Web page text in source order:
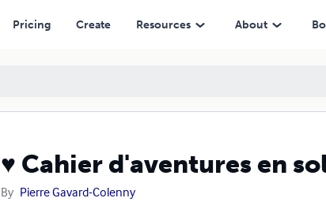
Pricing Create Resources About
♥ Cahier d'aventures en
By Pierre Gavard-Colenny